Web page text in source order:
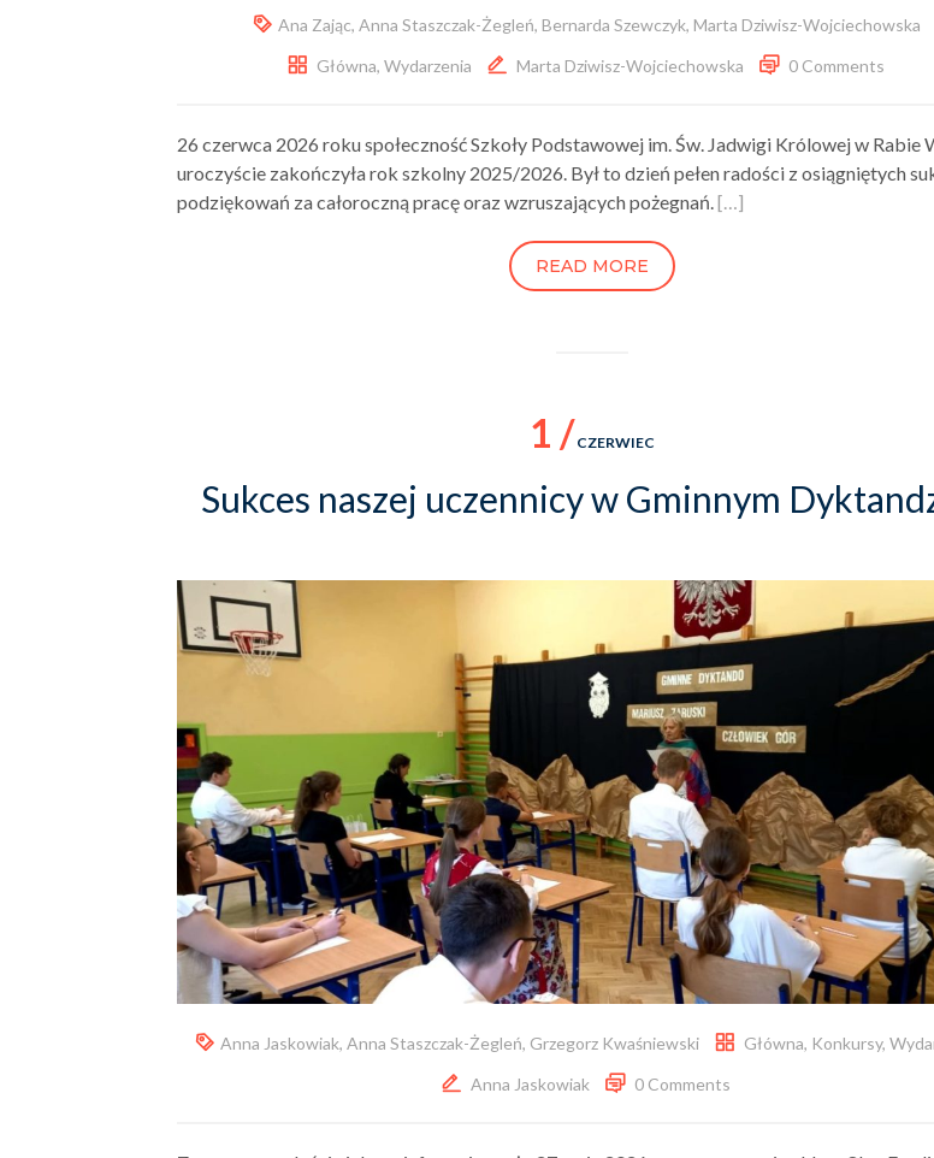
Ana Zając, Anna Staszczak-Żegleń, Bernarda Szewczyk, Marta Dziwisz-Wojciechowska
Główna, Wydarzenia Marta Dziwisz-Wojciechowska 0 Comments
26 czerwca 2026 roku społeczność Szkoły Podstawowej im. Św. Jadwigi Królowej w Rabie
uroczyście zakończyła rok szkolny 2025/2026. Był to dzień pełen radości z osiągniętych
podziękowań za całoroczną pracę oraz wzruszających pożegnań.[…]
READ MORE
1 / CZERWIEC
Sukces naszej uczennicy w Gminnym
Anna Jaskowiak, Anna Staszczak-Żegleń, Grzegorz Kwaśniewski Główna, Konkursy,
Anna Jaskowiak
0 Comments